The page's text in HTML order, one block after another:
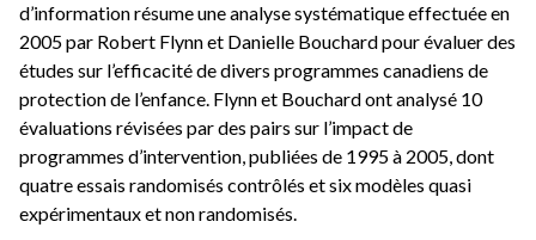
d’information résume une analyse systématique effectuée en
2005 par Robert Flynn et Danielle Bouchard pour évaluer des
études sur l’efficacité de divers programmes canadiens de
protection de l’enfance. Flynn et Bouchard ont analysé 10
évaluations révisées par des pairs sur l’impact de
programmes d’intervention, publiées de 1995 à 2005, dont
quatre essais randomisés contrôlés et six modèles quasi
expérimentaux et non randomisés.